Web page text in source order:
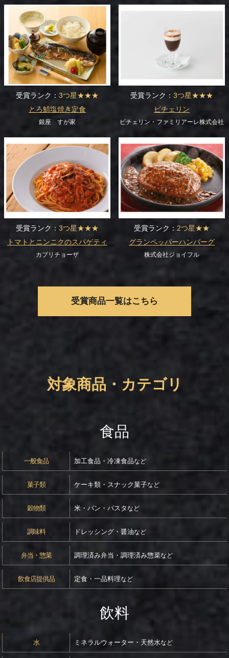
受賞ランク： 3つ星★★★
とろ鯖塩焼き定食
銀座 すが家
受賞ランク： 3つ星★★★
ビチェリン
ビチェリン・ファミリアーレ株式会社
受賞ランク： 3つ星★★★
トマトとニンニクのスパゲティ
カプリチョーザ
受賞ランク： 2つ星★★
グランペッパーハンバーグ
株式会社ジョイフル
受賞商品一覧はこちら
対象商品・カテゴリ
食品
一般食品 加工食品・冷凍食品など
菓子類 ケーキ類・スナック菓子など
穀物類 米・パン・パスタなど
調味料 ドレッシング・醤油など
弁当・惣菜 調理済み弁当・調理済み惣菜など
飲食店提供品 定食・一品料理など
飲料
水 ミネラルウォーター・天然水など